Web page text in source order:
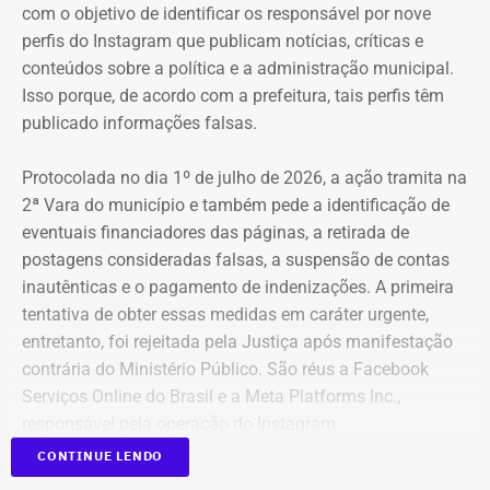
com o objetivo de identificar os responsável por nove
perfis do Instagram que publicam notícias, críticas e
conteúdos sobre a política e a administração municipal.
Isso porque, de acordo com a prefeitura, tais perfis têm
publicado informações falsas.
Protocolada no dia 1º de julho de 2026, a ação tramita na
2ª Vara do município e também pede a identificação de
eventuais financiadores das páginas, a retirada de
postagens consideradas falsas, a suspensão de contas
inautênticas e o pagamento de indenizações. A primeira
tentativa de obter essas medidas em caráter urgente,
entretanto, foi rejeitada pela Justiça após manifestação
contrária do Ministério Público. São réus a Facebook
Serviços Online do Brasil e a Meta Platforms Inc.,
Os administradores dos perfis não foram incluídos no
CONTINUE LENDO